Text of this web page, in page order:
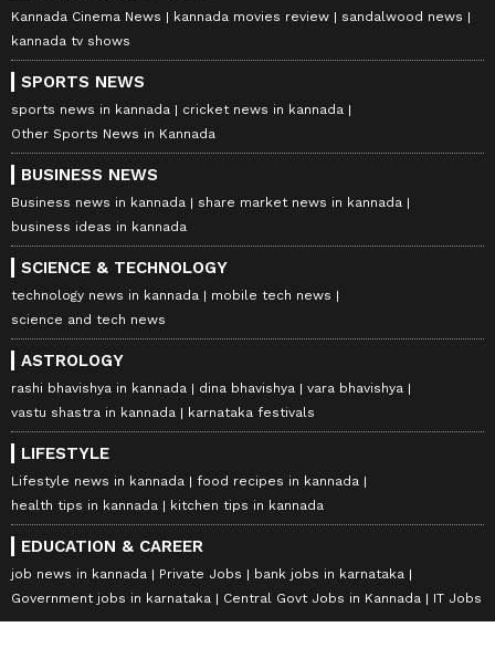
Kannada Cinema News kannada movies review
sandalwood news
kannada tv shows
SPORTS NEWS
sports news in kannada
cricket news in kannada
Other Sports News in Kannada
BUSINESS NEWS
Business news in kannada
share market news in kannada
business ideas in kannada
SCIENCE & TECHNOLOGY
technology news in kannada
mobile tech news
science and tech news
ASTROLOGY
rashi bhavishya in kannada dina bhavishya
vara bhavishya
vastu shastra in kannada
karnataka festivals
LIFESTYLE
Lifestyle news in kannada
food recipes in kannada
health tips in kannada
kitchen tips in kannada
EDUCATION & CAREER
job news in kannada Private Jobs
bank jobs in karnataka
Government jobs in karnataka
Central Govt Jobs in Kannada IT Jobs